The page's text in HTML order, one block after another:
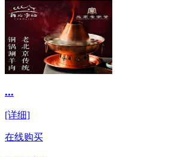
...
[详细]
在线购买